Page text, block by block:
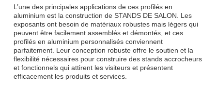
SOUMETTRE
L’une des principales applications de ces profilés en
aluminium est la construction de STANDS DE SALON. Les
exposants ont besoin de matériaux robustes mais légers qui
peuvent être facilement assemblés et démontés, et ces
profilés en aluminium personnalisés conviennent
parfaitement. Leur conception robuste offre le soutien et la
flexibilité nécessaires pour construire des stands accrocheurs
et fonctionnels qui attirent les visiteurs et présentent
efficacement les produits et services.